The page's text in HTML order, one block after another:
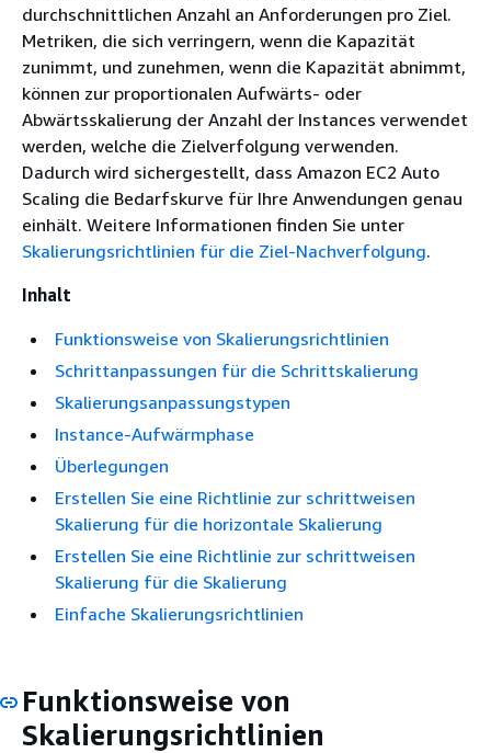
durchschnittlichen Anzahl an Anforderungen pro Ziel.
Metriken, die sich verringern, wenn die Kapazität
zunimmt, und zunehmen, wenn die Kapazität abnimmt,
können zur proportionalen Aufwärts- oder
Abwärtsskalierung der Anzahl der Instances verwendet
werden, welche die Zielverfolgung verwenden.
Dadurch wird sichergestellt, dass Amazon EC2 Auto
Scaling die Bedarfskurve für Ihre Anwendungen genau
einhält. Weitere Informationen finden Sie unter
Skalierungsrichtlinien für die Ziel-Nachverfolgung.
Inhalt
Funktionsweise von Skalierungsrichtlinien
Schrittanpassungen für die Schrittskalierung
Skalierungsanpassungstypen
Instance-Aufwärmphase
Überlegungen
Erstellen Sie eine Richtlinie zur schrittweisen
Skalierung für die horizontale Skalierung
Erstellen Sie eine Richtlinie zur schrittweisen
Skalierung für die Skalierung
Einfache Skalierungsrichtlinien
Funktionsweise von
Skalierungsrichtlinien